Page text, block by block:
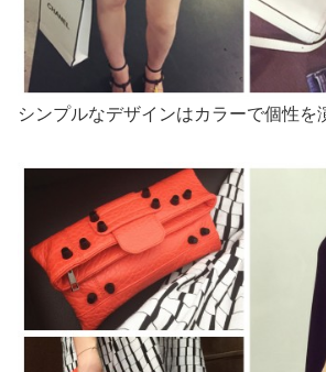
シンプルなデザインはカラーで個性を